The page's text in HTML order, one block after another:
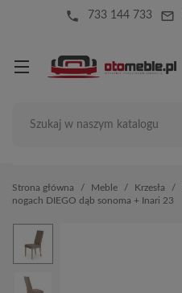
local_phone 733 144 733 mail_outline
Strona główna Meble Krzesła
nogach DIEGO dąb sonoma + Inari 23